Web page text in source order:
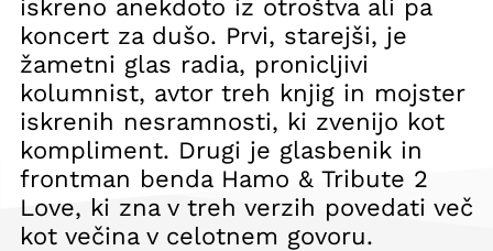
iskreno anekdoto iz otroštva ali pa
koncert za dušo. Prvi, starejši, je
žametni glas radia, pronicljivi
kolumnist, avtor treh knjig in mojster
iskrenih nesramnosti, ki zvenijo kot
kompliment. Drugi je glasbenik in
frontman benda Hamo & Tribute 2
Love, ki zna v treh verzih povedati več
kot večina v celotnem govoru.